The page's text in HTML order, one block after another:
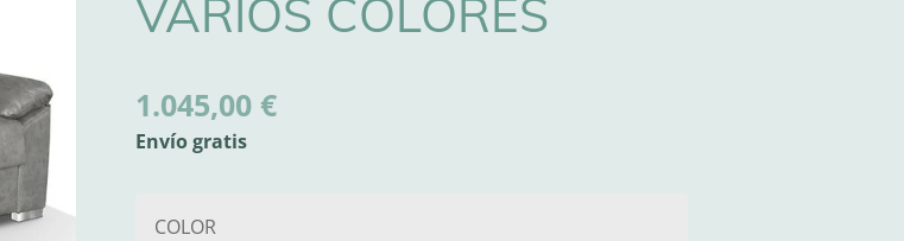
VARIOS COLORES
1.045,00 €
Envío gratis
COLOR